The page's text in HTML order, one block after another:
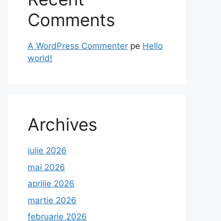
Comments
A WordPress Commenter pe Hello
world!
Archives
iulie 2026
mai 2026
aprilie 2026
martie 2026
februarie 2026